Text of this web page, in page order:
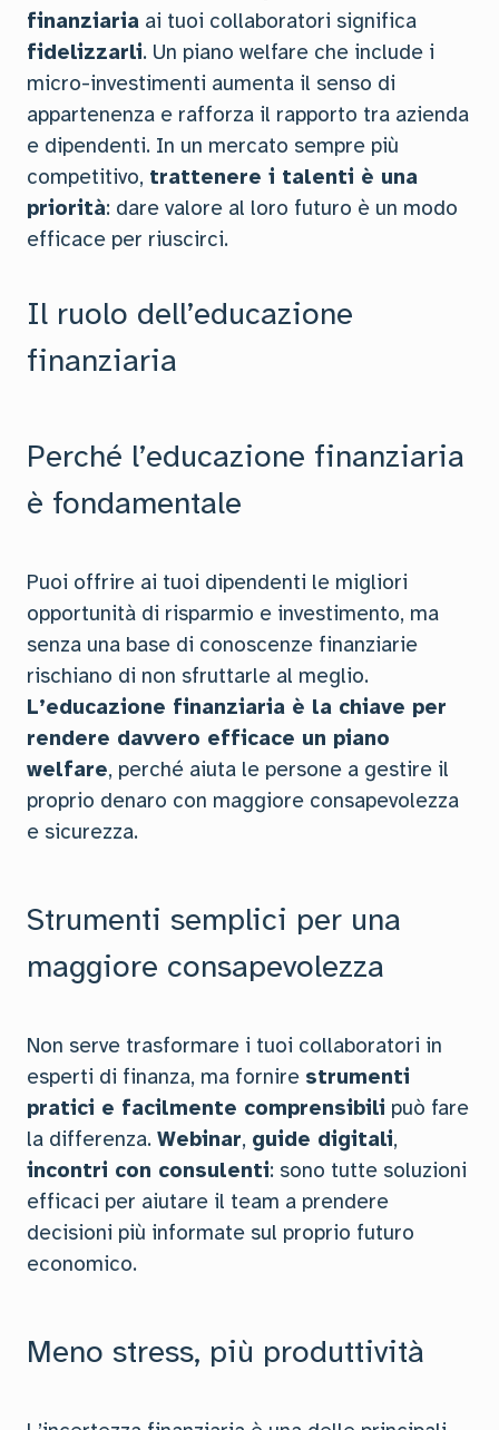
finanziaria ai tuoi collaboratori significa
fidelizzarli. Un piano welfare che include i
micro-investimenti aumenta il senso di
appartenenza e rafforza il rapporto tra azienda
e dipendenti. In un mercato sempre più
competitivo, trattenere i talenti è una
priorità: dare valore al loro futuro è un modo
efficace per riuscirci.
Il ruolo dell’educazione
finanziaria
Perché l’educazione finanziaria
è fondamentale
Puoi offrire ai tuoi dipendenti le migliori
opportunità di risparmio e investimento, ma
senza una base di conoscenze finanziarie
rischiano di non sfruttarle al meglio.
L’educazione finanziaria è la chiave per
rendere davvero efficace un piano
welfare, perché aiuta le persone a gestire il
proprio denaro con maggiore consapevolezza
e sicurezza.
Strumenti semplici per una
maggiore consapevolezza
Non serve trasformare i tuoi collaboratori in
esperti di finanza, ma fornire strumenti
pratici e facilmente comprensibili può fare
la differenza. Webinar, guide digitali,
incontri con consulenti: sono tutte soluzioni
efficaci per aiutare il team a prendere
decisioni più informate sul proprio futuro
economico.
Meno stress, più produttività